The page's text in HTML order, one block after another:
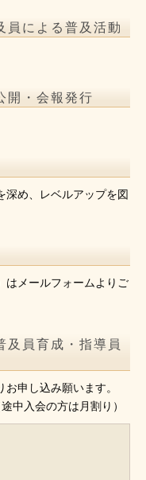
員による普及活動
開・会報発行
深め、レベルアップを図
はメールフォームよりご
及員育成・指導員
申し込み願います。
入会の方は月割り）